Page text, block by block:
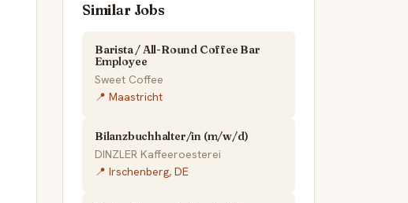
Similar Jobs
Barista / All-Round Coffee Bar
Employee
Sweet Coffee
📍 Maastricht
Bilanzbuchhalter/in (m/w/d)
DINZLER Kaffeeroesterei
📍 Irschenberg, DE